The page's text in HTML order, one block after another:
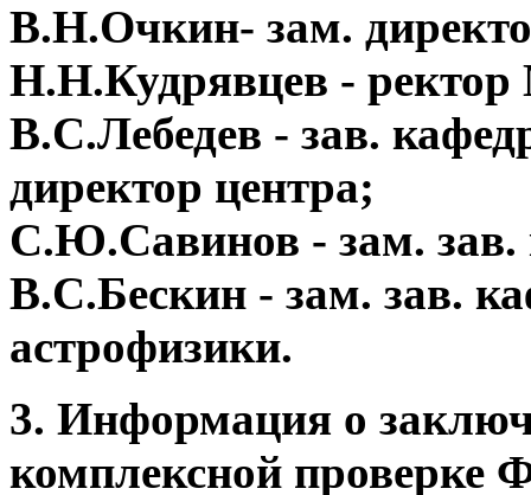
В.Н.Очкин- зам.
Н.Н.Кудрявцев -
В.С.Лебедев - зав.
директор центра;
С.Ю.Савинов - зам. зав.
В.С.Бескин - зам. зав.
астрофизики.
3. Информация о
комплексной